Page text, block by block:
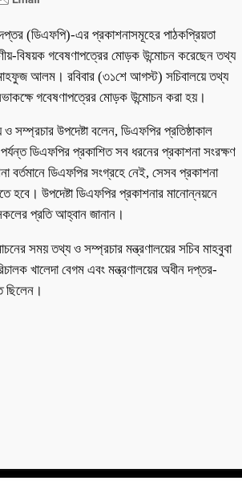
(ডিএফপি)-এর প্রকাশনাসমূহের পাঠকপ্রিয়তা
বিষয়ক গবেষণাপত্রের মোড়ক উন্মোচন করেছেন তথ্য
আলম। রবিবার (৩১শে আগস্ট) সচিবালয়ে তথ্য
গবেষণাপত্রের মোড়ক উন্মোচন করা হয়।
উপদেষ্টা বলেন, ডিএফপির প্রতিষ্ঠাকাল
ডিএফপির প্রকাশিত সব ধরনের প্রকাশনা সংরক্ষণ
বর্তমানে ডিএফপির সংগ্রহে নেই, সেসব প্রকাশনা
হবে। উপদেষ্টা ডিএফপির প্রকাশনার মানোন্নয়নে
প্রতি আহ্বান জানান।
সময় তথ্য ও সম্প্রচার মন্ত্রণালয়ের সচিব মাহবুবা
খালেদা বেগম এবং মন্ত্রণালয়ের অধীন দপ্তর-
ছিলেন।